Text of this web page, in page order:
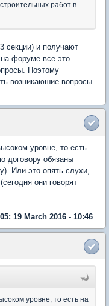
работ в
секции) и получают
форуме все это
Поэтому
возникаюшие вопросы
уровне, то есть
договору обязаны
Или это опять слухи,
они говорят
19 March 2016 - 10:46
уровне, то есть на